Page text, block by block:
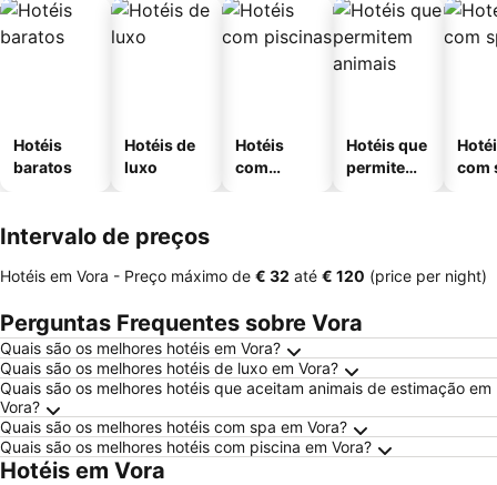
Hotéis
baratos
Hotéis de
luxo
Hotéis
com
Hotéis que
permitem
com
Intervalo de preços
Hotéis em Vora - Preço máximo de ‎€ 32 até ‎€ 120 (price per night)
Perguntas Frequentes sobre Vora
Quais são os melhores hotéis em Vora?
Quais são os melhores hotéis de luxo em Vora?
Quais são os melhores hotéis que aceitam animais de estimação em
Vora?
Quais são os melhores hotéis com spa em Vora?
Quais são os melhores hotéis com piscina em Vora?
Hotéis em Vora